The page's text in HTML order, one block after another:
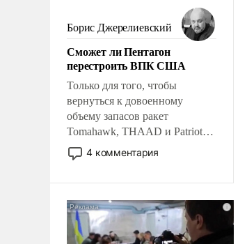
сложна и амбициозна. Однако
и ее реализация радикально
поднимет наши боевые
возможности.
Борис Джерелиевский
Сможет ли Пентагон
перестроить ВПК США
Только для того, чтобы
вернуться к довоенному
объему запасов ракет
Tomahawk, THAAD и Patriot
США потребуется более трех
лет. Даже небольшая война с
Сложившаяся ситуация
означает многолетний период
уязвимости США, например,
4 комментария